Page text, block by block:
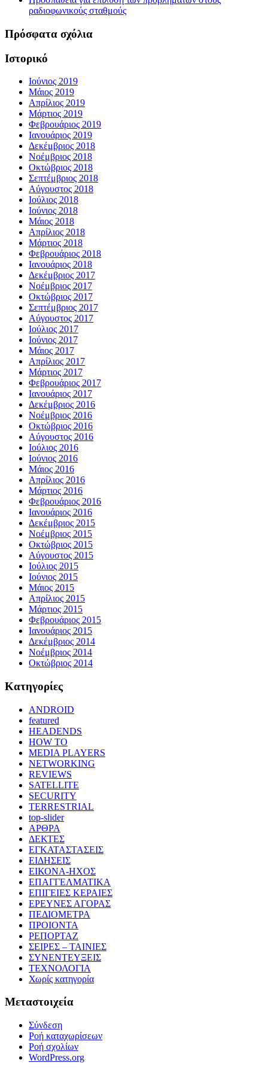
ραδιοφωνικούς σταθμούς
Πρόσφατα σχόλια
Ιστορικό
Ιούνιος 2019
Μάιος 2019
Απρίλιος 2019
Μάρτιος 2019
Φεβρουάριος 2019
Ιανουάριος 2019
Δεκέμβριος 2018
Νοέμβριος 2018
Οκτώβριος 2018
Σεπτέμβριος 2018
Αύγουστος 2018
Ιούλιος 2018
Ιούνιος 2018
Μάιος 2018
Απρίλιος 2018
Μάρτιος 2018
Φεβρουάριος 2018
Ιανουάριος 2018
Δεκέμβριος 2017
Νοέμβριος 2017
Οκτώβριος 2017
Σεπτέμβριος 2017
Αύγουστος 2017
Ιούλιος 2017
Ιούνιος 2017
Μάιος 2017
Απρίλιος 2017
Μάρτιος 2017
Φεβρουάριος 2017
Ιανουάριος 2017
Δεκέμβριος 2016
Νοέμβριος 2016
Οκτώβριος 2016
Αύγουστος 2016
Ιούλιος 2016
Ιούνιος 2016
Μάιος 2016
Απρίλιος 2016
Μάρτιος 2016
Φεβρουάριος 2016
Ιανουάριος 2016
Δεκέμβριος 2015
Νοέμβριος 2015
Οκτώβριος 2015
Αύγουστος 2015
Ιούλιος 2015
Ιούνιος 2015
Μάιος 2015
Απρίλιος 2015
Μάρτιος 2015
Φεβρουάριος 2015
Ιανουάριος 2015
Δεκέμβριος 2014
Νοέμβριος 2014
Οκτώβριος 2014
Kατηγορίες
ANDROID
featured
HEADENDS
HOW TO
MEDIA PLAYERS
NETWORKING
REVIEWS
SATELLITE
SECURITY
TERRESTRIAL
top-slider
ΑΡΘΡΑ
ΔΕΚΤΕΣ
ΕΓΚΑΤΑΣΤΑΣΕΙΣ
ΕΙΔΗΣΕΙΣ
ΕΙΚΟΝΑ-ΗΧΟΣ
ΕΠΑΓΓΕΛΜΑΤΙΚΑ
ΕΠΙΓΕΙΕΣ ΚΕΡΑΙΕΣ
ΕΡΕΥΝΕΣ ΑΓΟΡΑΣ
ΠΕΔΙΟΜΕΤΡΑ
ΠΡΟΙΟΝΤΑ
ΡΕΠΟΡΤΑΖ
ΣΕΙΡΕΣ – ΤΑΙΝΙΕΣ
ΣΥΝΕΝΤΕΥΞΕΙΣ
ΤΕΧΝΟΛΟΓΙΑ
Χωρίς κατηγορία
Μεταστοιχεία
Σύνδεση
Ροή καταχωρίσεων
Ροή σχολίων
WordPress.org